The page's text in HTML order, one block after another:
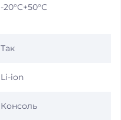
-20°C+50°С
Так
Li-ion
Консоль